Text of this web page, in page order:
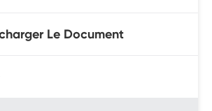
Le Document